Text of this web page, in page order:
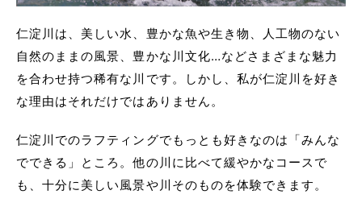
仁淀川は、美しい水、豊かな魚や生き物、人工物のない
自然のままの風景、豊かな川文化…などさまざまな魅力
を合わせ持つ稀有な川です。しかし、私が仁淀川を好き
な理由はそれだけではありません。
仁淀川でのラフティングでもっとも好きなのは「みんな
でできる」ところ。他の川に比べて緩やかなコースで
も、十分に美しい風景や川そのものを体験できます。